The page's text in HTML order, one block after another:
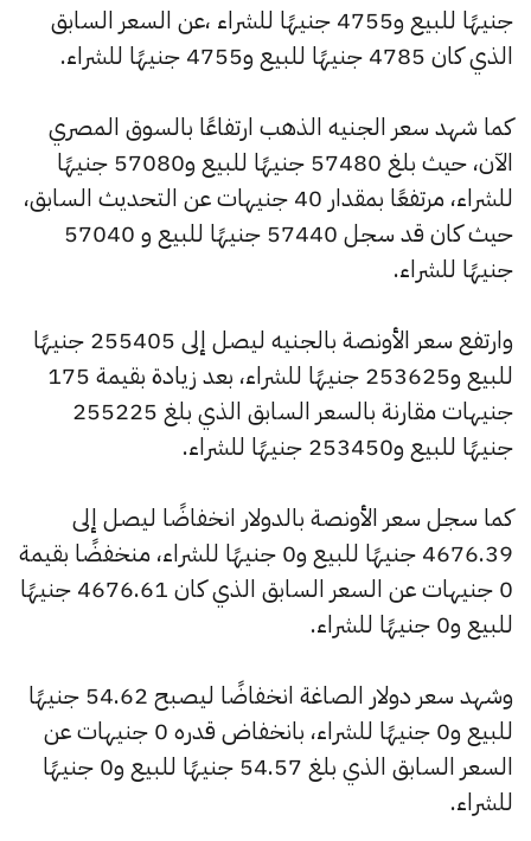
جنيهًا للبيع و4755 جنيهًا للشراء ،عن السعر السابق
الذي كان 4785 جنيهًا للبيع و4755 جنيهًا للشراء.
كما شهد سعر الجنيه الذهب ارتفاعًا بالسوق المصري
الآن، حيث بلغ 57480 جنيهًا للبيع و57080 جنيهًا
للشراء، مرتفعًا بمقدار 40 جنيهات عن التحديث السابق،
حيث كان قد سجل 57440 جنيهًا للبيع و 57040
جنيهًا للشراء.
وارتفع سعر الأونصة بالجنيه ليصل إلى 255405 جنيهًا
للبيع و253625 جنيهًا للشراء، بعد زيادة بقيمة 175
جنيهات مقارنة بالسعر السابق الذي بلغ 255225
جنيهًا للبيع و253450 جنيهًا للشراء.
كما سجل سعر الأونصة بالدولار انخفاضًا ليصل إلى
4676.39 جنيهًا للبيع و0 جنيهًا للشراء، منخفضًا بقيمة
0 جنيهات عن السعر السابق الذي كان 4676.61 جنيهًا
للبيع و0 جنيهًا للشراء.
وشهد سعر دولار الصاغة انخفاضًا ليصبح 54.62 جنيهًا
للبيع و0 جنيهًا للشراء، بانخفاض قدره 0 جنيهات عن
السعر السابق الذي بلغ 54.57 جنيهًا للبيع و0 جنيهًا
للشراء.